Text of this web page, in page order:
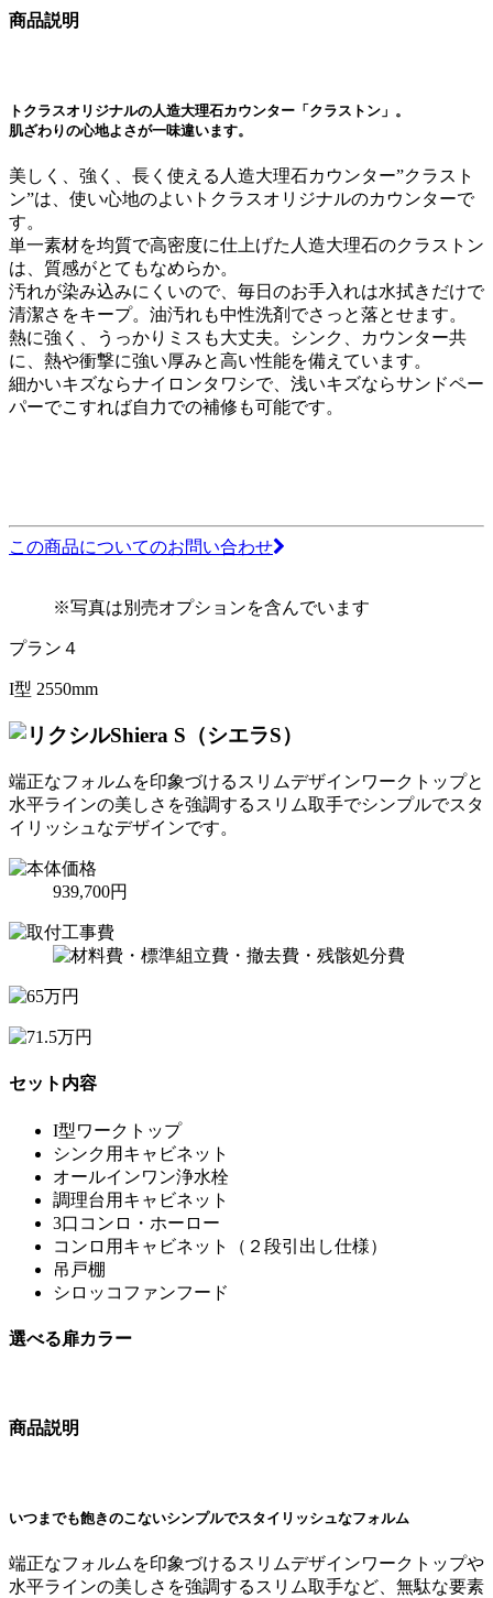
商品説明
トクラスオリジナルの人造大理石カウンター「クラストン」。
肌ざわりの心地よさが一味違います。
美しく、強く、長く使える人造大理石カウンター”クラスト
ン”は、使い心地のよいトクラスオリジナルのカウンターで
す。
単一素材を均質で高密度に仕上げた人造大理石のクラストン
は、質感がとてもなめらか。
汚れが染み込みにくいので、毎日のお手入れは水拭きだけで
清潔さをキープ。油汚れも中性洗剤でさっと落とせます。
熱に強く、うっかりミスも大丈夫。シンク、カウンター共
に、熱や衝撃に強い厚みと高い性能を備えています。
細かいキズならナイロンタワシで、浅いキズならサンドペー
パーでこすれば自力での補修も可能です。
この商品についてのお問い合わせ
※写真は別売オプションを含んでいます
プラン４
I型 2550mm
Shiera S（シエラS）
端正なフォルムを印象づけるスリムデザインワークトップと
水平ラインの美しさを強調するスリム取手でシンプルでスタ
イリッシュなデザインです。
939,700円
セット内容
I型ワークトップ
シンク用キャビネット
オールインワン浄水栓
調理台用キャビネット
3口コンロ・ホーロー
コンロ用キャビネット（２段引出し仕様）
吊戸棚
シロッコファンフード
選べる扉カラー
商品説明
いつまでも飽きのこないシンプルでスタイリッシュなフォルム
端正なフォルムを印象づけるスリムデザインワークトップや
水平ラインの美しさを強調するスリム取手など、無駄な要素